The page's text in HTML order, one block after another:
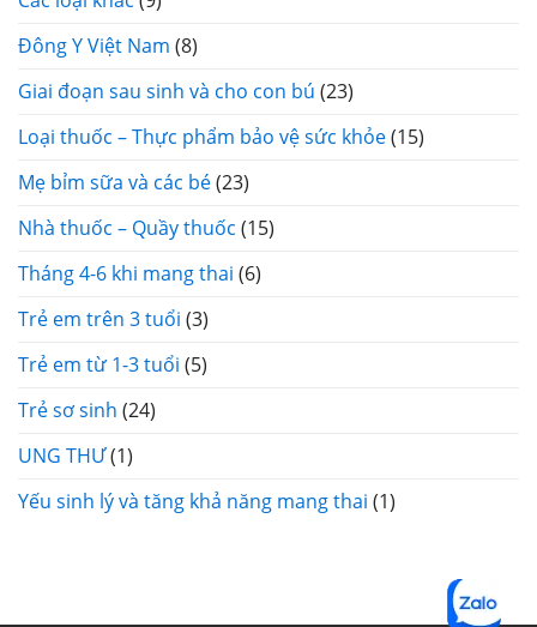
Đông Y Việt Nam (8)
Giai đoạn sau sinh và cho con bú (23)
Loại thuốc – Thực phẩm bảo vệ sức khỏe(15)
Mẹ bỉm sữa và các bé(23)
Nhà thuốc – Quầy thuốc (15)
Tháng 4-6 khi mang thai (6)
Trẻ em trên 3 tuổi (3)
Trẻ em từ 1-3 tuổi (5)
Trẻ sơ sinh (24)
UNG THƯ(1)
Yếu sinh lý và tăng khả năng mang thai (1)